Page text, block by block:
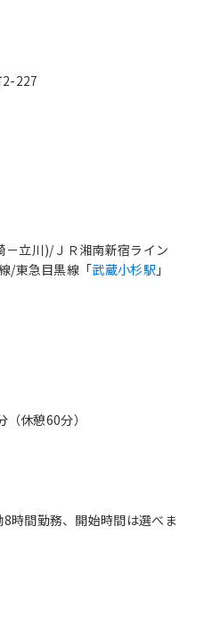
2-227
－立川)/ＪＲ湘南新宿ライン
/東急目黒線「武蔵小杉駅 」
休憩60分）
時間勤務、開始時間は選べま